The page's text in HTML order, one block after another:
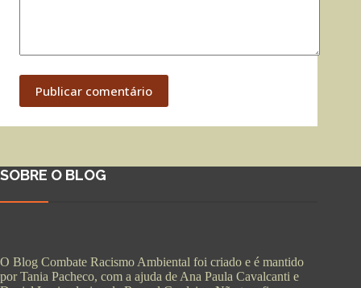
Publicar comentário
SOBRE O BLOG
O Blog Combate Racismo Ambiental foi criado e é mantido
por Tania Pacheco, com a ajuda de Ana Paula Cavalcanti e